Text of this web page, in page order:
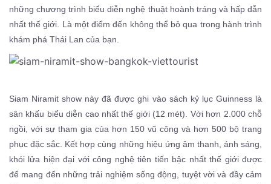
những chương trình biểu diễn nghệ thuật hoành tráng và hấp dẫn
nhất thế giới. Là một điểm đến không thể bỏ qua trong hành trình
khám phá Thái Lan của bạn.
Siam Niramit show này đã được ghi vào sách kỷ lục Guinness là
sân khấu biểu diễn cao nhất thế giới (12 mét). Với hơn 2.000 chỗ
ngồi, với sự tham gia của hơn 150 vũ công và hơn 500 bộ trang
phục đặc sắc. Kết hợp cùng những hiệu ứng âm thanh, ánh sáng,
khói lửa hiện đại với công nghệ tiên tiến bậc nhất thế giới được
để mang đến những trải nghiệm sống động, tuyệt vời và đầy cảm